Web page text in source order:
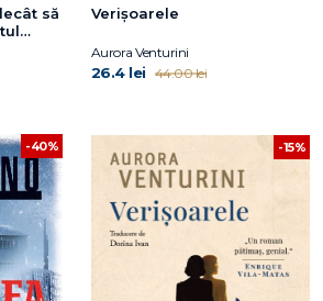
să
Verișoarele
Aurora Venturini
26.4 lei 44.00 lei
-40% -15%